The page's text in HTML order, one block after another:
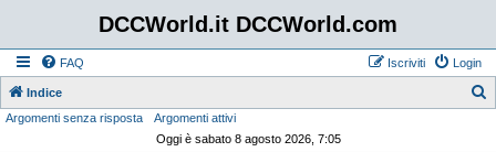
DCCWorld.it DCCWorld.com
FAQ Login
Iscriviti
Indice
Argomenti senza risposta
Argomenti attivi
Oggi è sabato 8 agosto 2026, 7:05